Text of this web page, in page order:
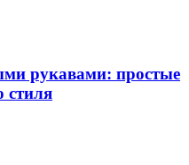
рукавами: простые
стиля